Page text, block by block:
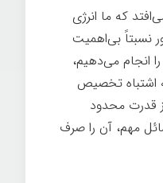
که ما انرژی
نسبتاً بی‌اهمیت
انجام می‌دهیم،
اشتباه تخصیص
قدرت محدود
مهم، آن را صرف